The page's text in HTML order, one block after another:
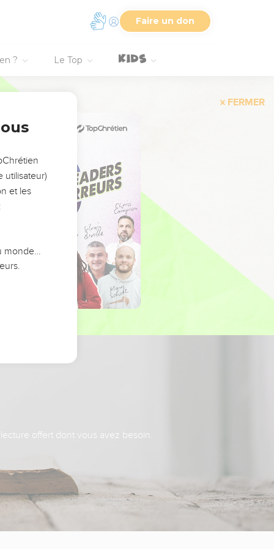
Faire un don
? Le Top
FERMER
offert dont vous avez besoin.
utilisateur)
et les
monde…